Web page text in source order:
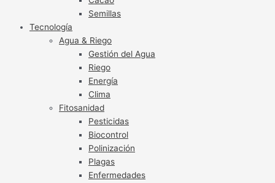
Semillas
Tecnología
Agua & Riego
Gestión del Agua
Riego
Energía
Clima
Fitosanidad
Pesticidas
Biocontrol
Polinización
Plagas
Enfermedades